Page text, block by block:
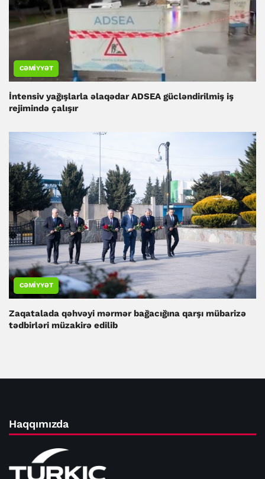
CƏMIYYƏT
İntensiv yağışlarla əlaqədar ADSEA gücləndirilmiş iş
rejimində çalışır
CƏMIYYƏT
Zaqatalada qəhvəyi mərmər bağacığına qarşı mübarizə
tədbirləri müzakirə edilib
Haqqımızda